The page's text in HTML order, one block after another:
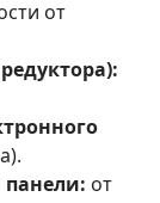
от
панели: от